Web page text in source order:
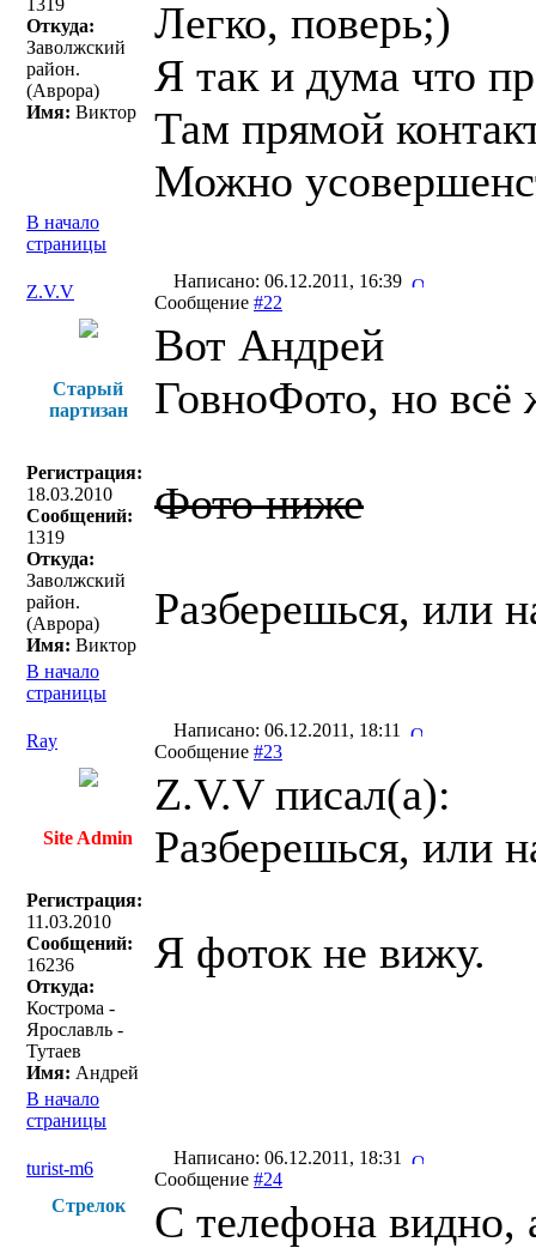
1319
Откуда:
Заволжский
район.
(Аврора)
Имя: Виктор
Легко, поверь;)
Я так и дума что
Там прямой
Можно
В начало
страницы
Z.V.V
Написано: 06.12.2011, 16:39
Сообщение #22
Старый
партизан
Регистрация:
18.03.2010
Сообщений:
1319
Откуда:
Заволжский
район.
(Аврора)
Имя: Виктор
Вот Андрей
ГовноФото, но всё
Фото ниже
Разберешься, или
В начало
страницы
Ray
Написано: 06.12.2011, 18:11
Сообщение #23
Site Admin
Регистрация:
11.03.2010
Сообщений:
16236
Откуда:
Кострома -
Ярославль -
Тутаев
Имя: Андрей
Z.V.V писал(a):
Разберешься, или
Я фоток не вижу.
В начало
страницы
turist-m6
Написано: 06.12.2011, 18:31
Сообщение #24
Стрелок
С телефона видно,